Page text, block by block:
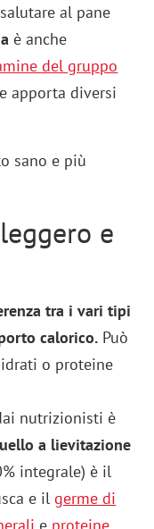
al pane
è anche
del gruppo
e apporta diversi
sano e più
e
tra i vari tipi
calorico. Può
o proteine
nutrizionisti è
a lievitazione
integrale) è il
e ilgerme di